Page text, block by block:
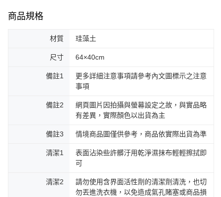
商品規格
材質 珪藻土
尺寸 64×40cm
備註1
更多詳細注意事項請參考內文圖標示之注意
事項
備註2
網頁圖片因拍攝與螢幕設定之故，與實品略
有差異，實際顏色以出貨為主
備註3 情境商品圖僅供參考，商品依實際出貨為準
清潔1
表面沾染些許髒汙用乾淨濕抹布輕輕擦拭即
可
清潔2
請勿使用含界面活性劑的清潔劑清洗，也切
勿丟進洗衣機，以免造成氣孔賭塞或商品損